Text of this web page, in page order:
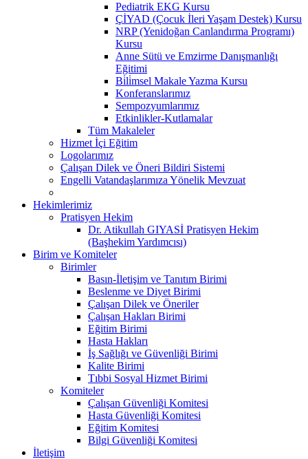
Pediatrik EKG Kursu
ÇİYAD (Çocuk İleri Yaşam Destek) Kursu
NRP (Yenidoğan Canlandırma Programı)
Kursu
Anne Sütü ve Emzirme Danışmanlığı
Eğitimi
Bi̇li̇msel Makale Yazma Kursu
Konferanslarımız
Sempozyumlarımız
Etkinlikler-Kutlamalar
Tüm Makaleler
Hizmet İçi Eğitim
Logolarımız
Çalışan Dilek ve Öneri Bildiri Sistemi
Engelli Vatandaşlarımıza Yönelik Mevzuat
Hekimlerimiz
Pratisyen Hekim
Dr. Atikullah GIYASİ Pratisyen Hekim
(Başhekim Yardımcısı)
Birim ve Komiteler
Birimler
Basın-İletişim ve Tanıtım Birimi
Beslenme ve Diyet Birimi
Çalışan Dilek ve Öneriler
Çalışan Hakları Birimi
Eğitim Birimi
Hasta Hakları
İş Sağlığı ve Güvenliği Birimi
Kalite Birimi
Tıbbi Sosyal Hizmet Birimi
Komiteler
Çalışan Güvenliği Komitesi
Hasta Güvenliği Komitesi
Eğitim Komitesi
Bilgi Güvenliği Komitesi
İletişim